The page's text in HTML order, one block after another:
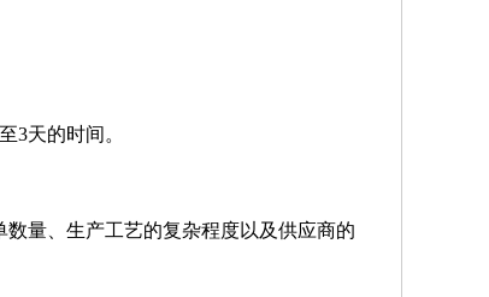
3天的时间。
量、生产工艺的复杂程度以及供应商的